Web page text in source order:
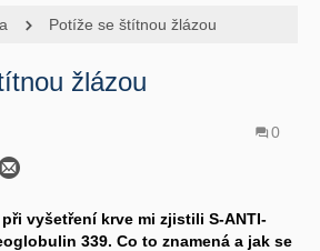
Potíže se štítnou žlázou
žlázou
0
vyšetření krve mi zjistili S-ANTI-
339. Co to znamená a jak se